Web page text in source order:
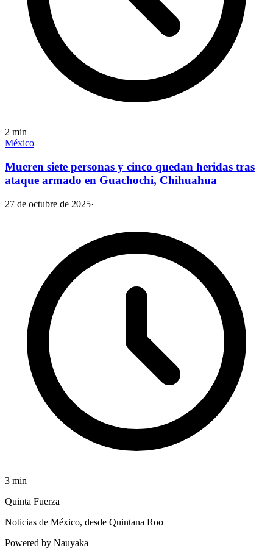
2 min
México
Mueren siete personas y cinco quedan heridas tras
ataque armado en Guachochi, Chihuahua
27 de octubre de 2025·
3 min
Quinta Fuerza
Noticias de México, desde Quintana Roo
Powered by Nauyaka